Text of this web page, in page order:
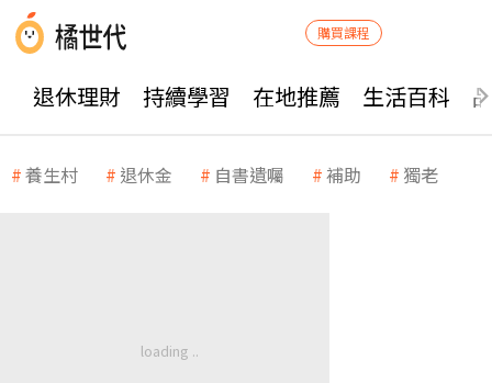
購買課程
退休理財 持續學習 在地推薦 生活百科
養生村 退休金 自書遺囑 補助 獨老